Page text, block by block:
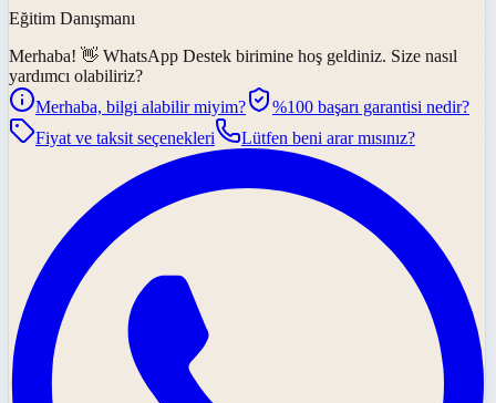
Eğitim Danışmanı
Merhaba! 👋 WhatsApp Destek birimine hoş geldiniz. Size nasıl
yardımcı olabiliriz?
Merhaba, bilgi alabilir miyim?
%100 başarı garantisi nedir?
Fiyat ve taksit seçenekleri
Lütfen beni arar mısınız?